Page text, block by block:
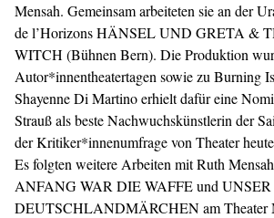
Mensah. Gemeinsam arbeiteten sie an der
de l’Horizons HÄNSEL UND GRETA &
WITCH (Bühnen Bern). Die Produktion
Autor*innentheatertagen sowie zu Burning
Shayenne Di Martino erhielt dafür eine
Strauß als beste Nachwuchskünstlerin der
der Kritiker*innenumfrage von Theater
Es folgten weitere Arbeiten mit Ruth
ANFANG WAR DIE WAFFE und UNSER
DEUTSCHLANDMÄRCHEN am Theater